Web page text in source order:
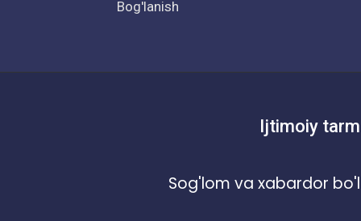
Bog'lanish
Ijtimoiy
Sog'lom va xabardor